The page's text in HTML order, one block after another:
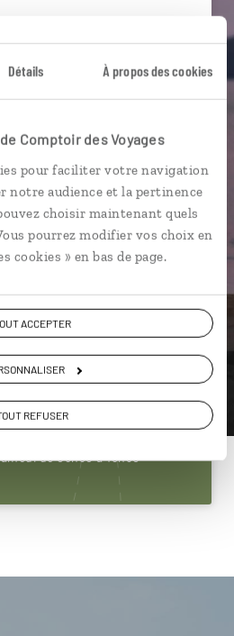
Détails À propos des cookies
Comptoir des Voyages
pour faciliter votre navigation
notre audience et la pertinence
choisir maintenant quels
pourrez modifier vos choix en
cookies » en bas de page.
ACCEPTER
REFUSER
votre itinéraire au plus
et de la réalité du pays.
à face ou depuis nos studios
interlocuteur avant,
voyage.
ou
avec un spécialiste Sao
et Principe
75 16 66
de 09h30 à 18h30